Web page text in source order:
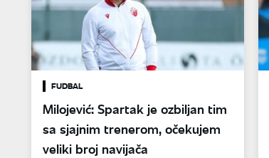
FUDBAL
Milojević: Spartak je ozbiljan tim
sa sjajnim trenerom, očekujem
veliki broj navijača